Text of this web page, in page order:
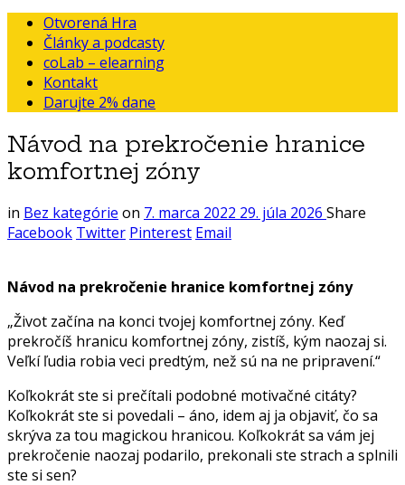
Otvorená Hra
Články a podcasty
coLab – elearning
Kontakt
Darujte 2% dane
Návod na prekročenie hranice
komfortnej zóny
in Bez kategórie on 7. marca 2022 29. júla 2026 Share
Facebook Twitter Pinterest Email
Návod na prekročenie hranice komfortnej zóny
„Život začína na konci tvojej komfortnej zóny. Keď
prekročíš hranicu komfortnej zóny, zistíš, kým naozaj si.
Veľkí ľudia robia veci predtým, než sú na ne pripravení.“
Koľkokrát ste si prečítali podobné motivačné citáty?
Koľkokrát ste si povedali – áno, idem aj ja objaviť, čo sa
skrýva za tou magickou hranicou. Koľkokrát sa vám jej
prekročenie naozaj podarilo, prekonali ste strach a splnili
ste si sen?